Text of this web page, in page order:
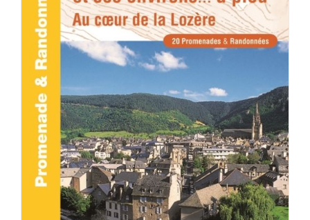
ACHETER LE PRODUIT / DÉTAILS